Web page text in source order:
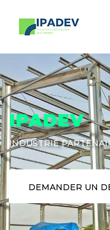
IPADEV
INDUSTRIE
DEMANDER UN